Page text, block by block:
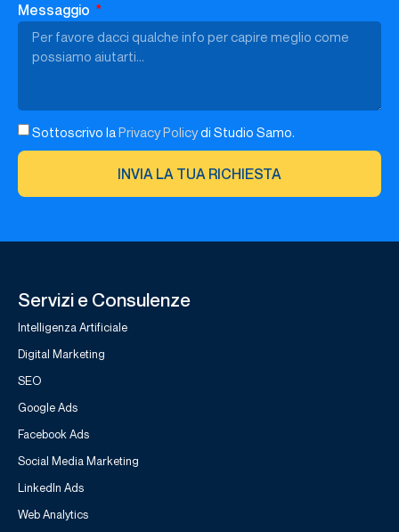
Messaggio
Sottoscrivo laPrivacy Policydi Studio Samo.
INVIA LA TUA RICHIESTA
Servizi e Consulenze
Intelligenza Artificiale
Digital Marketing
SEO
Google Ads
Facebook Ads
Social Media Marketing
LinkedIn Ads
Web Analytics